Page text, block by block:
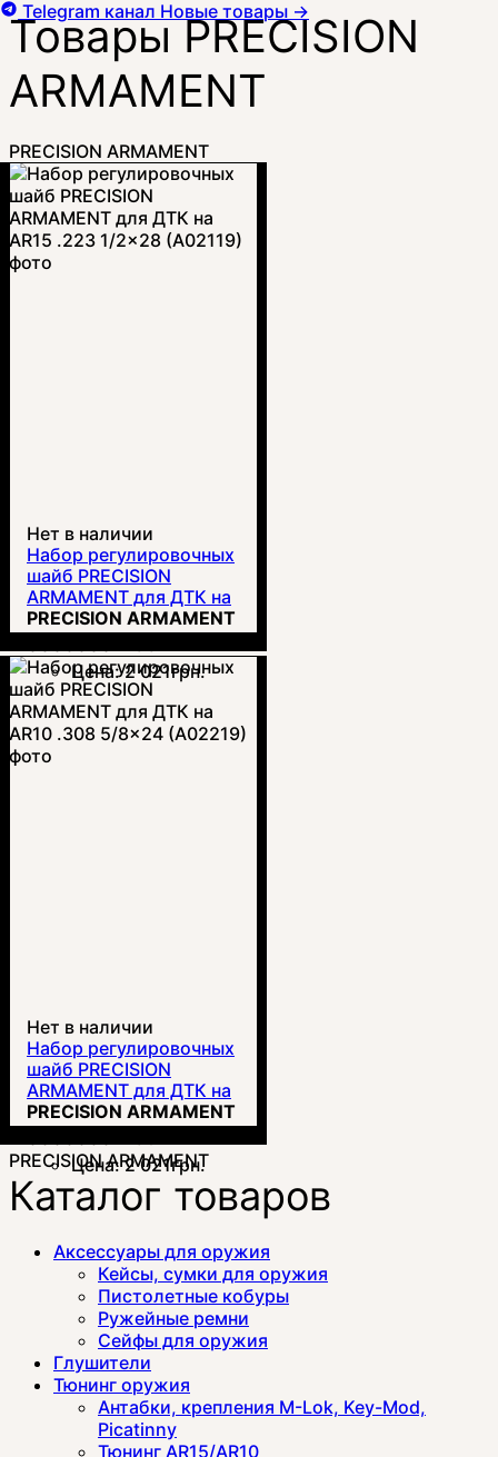
Товары PRECISION
ARMAMENT
PRECISION ARMAMENT
Нет в наличии
Набор регулировочных
шайб PRECISION
ARMAMENT для ДТК на
AR15 .223 1/2x28
(A02119)
PRECISION ARMAMENT
Цена:2 021грн.
Нет в наличии
Набор регулировочных
шайб PRECISION
ARMAMENT для ДТК на
AR10 .308 5/8x24
(A02219)
PRECISION ARMAMENT
Цена:2 021грн.
PRECISION ARMAMENT
Каталог товаров
Аксессуары для оружия
Кейсы, сумки для оружия
Пистолетные кобуры
Ружейные ремни
Сейфы для оружия
Глушители
Тюнинг оружия
Антабки, крепления M-Lok, Key-Mod,
Picatinny
Тюнинг AR15/AR10
Telegram канал Новые товары →